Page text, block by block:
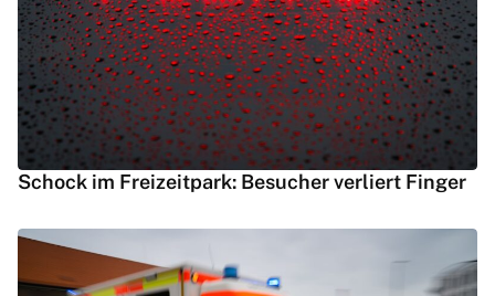
Schock im Freizeitpark: Besucher verliert Finger